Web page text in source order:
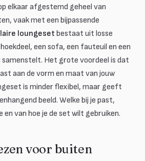
elkaar afgestemd geheel van
vaak met een bijpassende
loungeset bestaat uit losse
een sofa, een fauteuil en een
samenstelt. Het grote voordeel is dat
aan de vorm en maat van jouw
is minder flexibel, maar geeft
beeld. Welke bij je past,
van hoe je de set wilt gebruiken.
voor buiten